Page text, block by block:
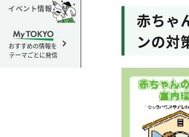
イベント情報
おすすめの情報を
テーマごとに発信
赤ちゃ
ンの対